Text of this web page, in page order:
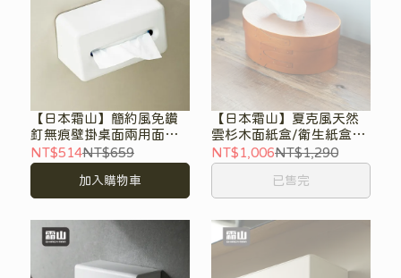
【日本霜山】簡約風免鑽
釘無痕壁掛桌面兩用面紙
盒
NT$514NT$659
加入購物車
【日本霜山】夏克風天然
雲杉木面紙盒/衛生紙盒/
紙巾盒
NT$1,006NT$1,290
已售完